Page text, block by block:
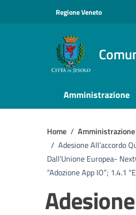
Regione Veneto
Amministrazione
Home /
/ Adesione All’accordo
Dall’Unione Europea-
“Adozione App IO”; 1.4.1